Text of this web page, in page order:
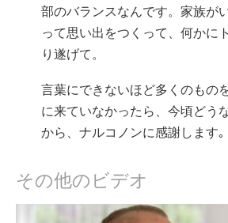
部のバランスなんです。家族が
って思い出をつくって、何かに
り遂げて。
言葉にできないほど多くのもの
に来ていなかったら、今頃どう
から、ナルコノンに感謝します｡
その他のビデオ